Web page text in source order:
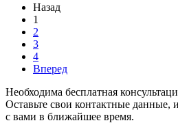
Назад
1
2
3
4
Вперед
Необходима бесплатная
Оставьте свои контактные данные,
с вами в ближайшее время.